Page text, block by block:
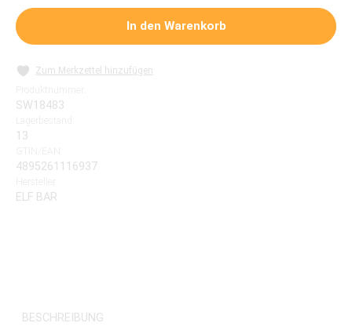
In den Warenkorb
Zum Merkzettel hinzufügen
SW18483
13
4895261116937
ELF BAR
BESCHREIBUNG